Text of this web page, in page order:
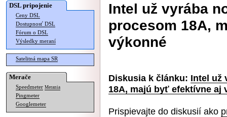
DSL pripojenie
Ceny DSL
Dostupnosť DSL
Fórum o DSL
Výsledky meraní
Satelitná mapa SR
Merače
Speedmeter Merania
Pingmeter
Googlemeter
Intel už vyrába
procesom 18A,
výkonné
Diskusia k článku: Intel už
18A, majú byť efektívne aj
Prispievajte do diskusií ako